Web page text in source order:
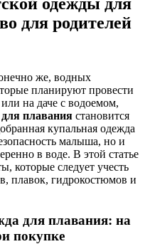
для родителей
же, водных
планируют провести
на даче с водоемом,
плавания становится
купальная одежда
малыша, но и
в воде. В этой статье
которые следует учесть
плавок, гидрокостюмов и
для плавания: на
покупке